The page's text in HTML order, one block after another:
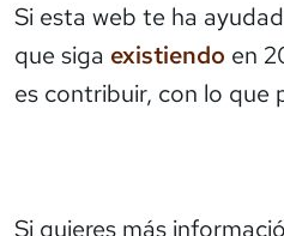
Si esta web te ha
que siga existiendo en
es contribuir, con lo que
Si quieres más